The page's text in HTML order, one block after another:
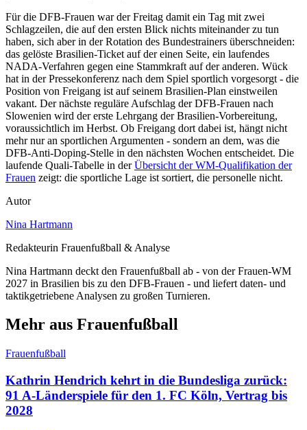
Für die DFB-Frauen war der Freitag damit ein Tag mit zwei
Schlagzeilen, die auf den ersten Blick nichts miteinander zu tun
haben, sich aber in der Rotation des Bundestrainers überschneiden:
das gelöste Brasilien-Ticket auf der einen Seite, ein laufendes
NADA-Verfahren gegen eine Stammkraft auf der anderen. Wück
hat in der Pressekonferenz nach dem Spiel sportlich vorgesorgt - die
Position von Freigang ist auf seinem Brasilien-Plan einstweilen
vakant. Der nächste reguläre Aufschlag der DFB-Frauen nach
Slowenien wird der erste Lehrgang der Brasilien-Vorbereitung,
voraussichtlich im Herbst. Ob Freigang dort dabei ist, hängt nicht
mehr nur an sportlichen Argumenten - sondern an dem, was die
DFB-Anti-Doping-Stelle in den nächsten Wochen entscheidet. Die
laufende Quali-Tabelle in derÜbersicht der WM-Qualifikation der
Frauen zeigt: die sportliche Lage ist sortiert, die personelle nicht.
Autor
Nina Hartmann
Redakteurin Frauenfußball & Analyse
Nina Hartmann deckt den Frauenfußball ab - von der Frauen-WM
2027 in Brasilien bis zu den DFB-Frauen - und liefert daten- und
taktikgetriebene Analysen zu großen Turnieren.
Mehr aus Frauenfußball
Frauenfußball
Kathrin Hendrich kehrt in die Bundesliga zurück:
91 A-Länderspiele für den 1. FC Köln, Vertrag bis
2028